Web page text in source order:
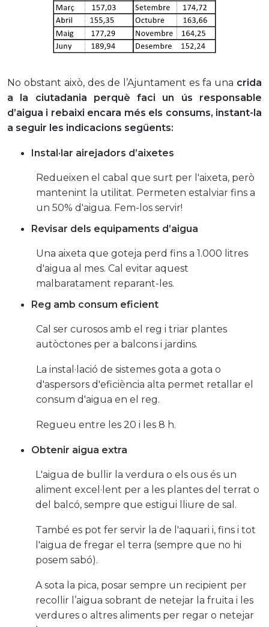
No obstant això, des de l’Ajuntament es fa una crida
a la ciutadania perquè faci un ús responsable
d’aigua i rebaixi encara més els consums, instant-la
a seguir les indicacions següents:
Instal·lar airejadors d’aixetes
Redueixen el cabal que surt per l'aixeta, però
mantenint la utilitat. Permeten estalviar fins a
un 50% d'aigua. Fem-los servir!
Revisar dels equipaments d’aigua
Una aixeta que goteja perd fins a 1.000 litres
d'aigua al mes. Cal evitar aquest
malbaratament reparant-les.
Reg amb consum eficient
Cal ser curosos amb el reg i triar plantes
autòctones per a balcons i jardins.
La instal·lació de sistemes gota a gota o
d'aspersors d'eficiència alta permet retallar el
consum d'aigua en el reg.
Regueu entre les 20 i les 8 h.
Obtenir aigua extra
L'aigua de bullir la verdura o els ous és un
aliment excel·lent per a les plantes del terrat o
del balcó, sempre que estigui lliure de sal.
També es pot fer servir la de l'aquari i, fins i tot
l'aigua de fregar el terra (sempre que no hi
posem sabó).
A sota la pica, posar sempre un recipient per
recollir l’aigua sobrant de netejar la fruita i les
verdures o altres aliments per regar o netejar